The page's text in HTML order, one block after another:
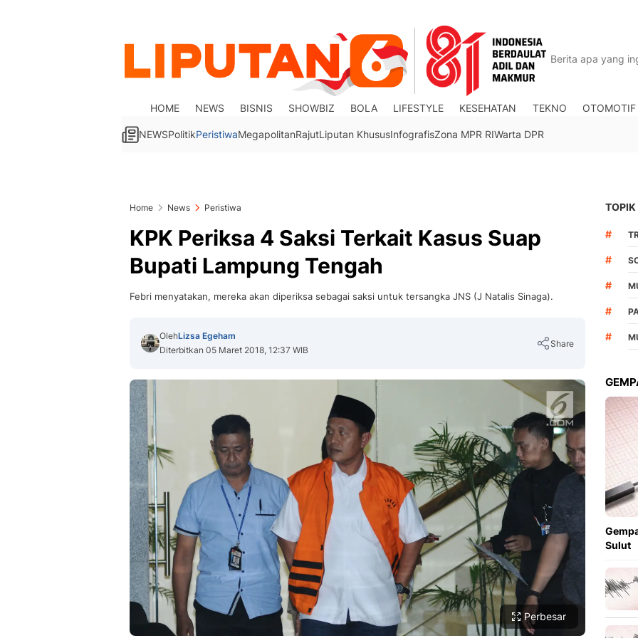
HOME NEWS BISNIS SHOWBIZ BOLA LIFESTYLE KESEHATAN TEKNO OTOMOTIF
NEWSPolitikPeristiwaMegapolitanRajutLiputan KhususInfografisZona MPR RIWarta DPR
Home News Peristiwa
KPK Periksa 4 Saksi Terkait Kasus Suap
Bupati Lampung Tengah
Febri menyatakan, mereka akan diperiksa sebagai saksi untuk tersangka JNS (J Natalis Sinaga).
OlehLizsa Egeham
Diterbitkan 05 Maret 2018, 12:37 WIB
Share
Copy Link
Perbesar
TOPIK
#
#
#
#
#
Sulut